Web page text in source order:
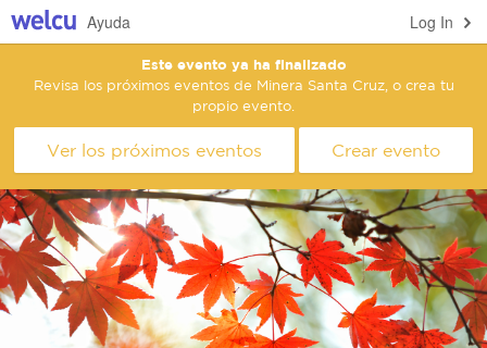
Log In
Ayuda
Este evento ya ha finalizado
Revisa los próximos eventos de Minera Santa Cruz, o crea tu
propio evento.
Ver los próximos eventos Crear evento